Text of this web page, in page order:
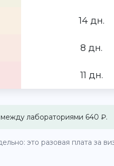
14 дн.
8 дн.
11 дн.
лабораториями 640 ₽.
это разовая плата за